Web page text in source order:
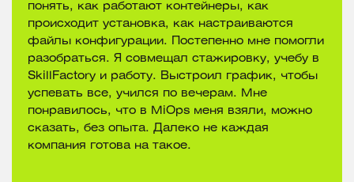
понять, как работают контейнеры, как
происходит установка, как настраиваются
файлы конфигурации. Постепенно мне помогли
разобраться. Я совмещал стажировку, учебу в
SkillFactory и работу. Выстроил график, чтобы
успевать все, учился по вечерам. Мне
понравилось, что в MiOps меня взяли, можно
сказать, без опыта. Далеко не каждая
компания готова на такое.